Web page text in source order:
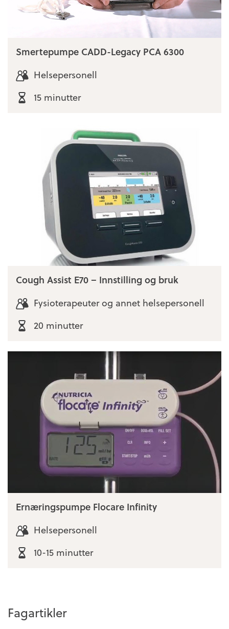
Smertepumpe CADD-Legacy PCA 6300
Helsepersonell
15 minutter
Cough Assist E70 – Innstilling og bruk
Fysioterapeuter og annet helsepersonell
20 minutter
Ernæringspumpe Flocare Infinity
Helsepersonell
10-15 minutter
Fagartikler